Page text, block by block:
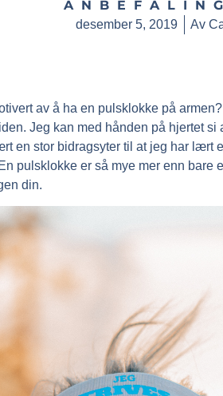
desember 5, 2019 Av
av å ha en pulsklokke på
Jeg kan med hånden på hjertet
en stor bidragsyter til at jeg har lært
pulsklokke er så mye mer enn
din.